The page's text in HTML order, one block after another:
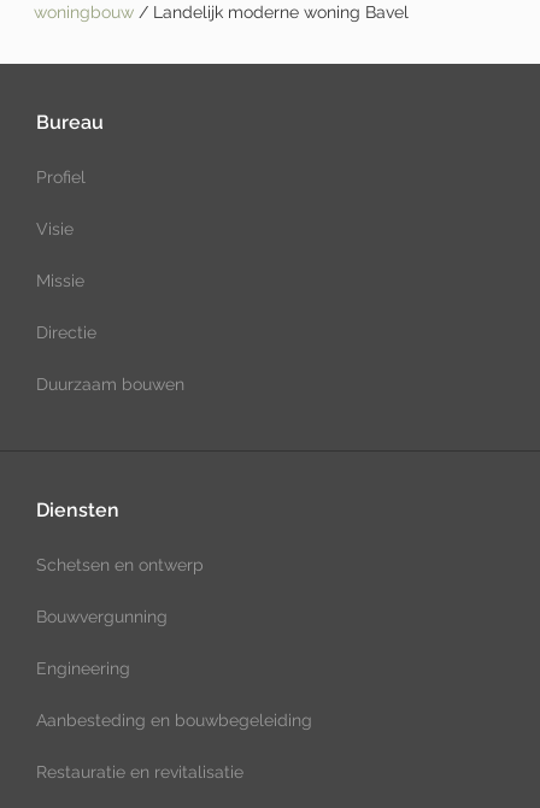
woningbouw / Landelijk moderne woning Bavel
Bureau
Profiel
Visie
Missie
Directie
Duurzaam bouwen
Diensten
Schetsen en ontwerp
Bouwvergunning
Engineering
Aanbesteding en bouwbegeleiding
Restauratie en revitalisatie